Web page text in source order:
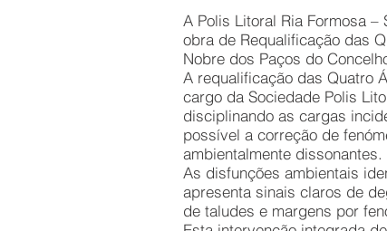
A Polis Litoral Ria Formosa
obra de Requalificação das
Nobre dos Paços do
A requalificação das Quatro
cargo da Sociedade Polis
disciplinando as cargas
possível a correção de
ambientalmente dissonantes.
As disfunções ambientais
apresenta sinais claros de
de taludes e margens por